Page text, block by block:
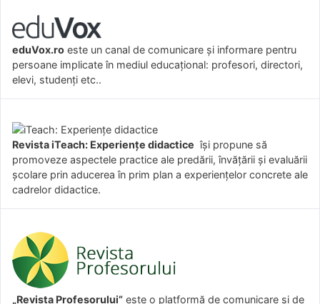
eduVox.ro este un canal de comunicare și informare pentru
persoane implicate în mediul educațional: profesori, directori,
elevi, studenți etc..
Revista iTeach: Experienţe didactice îşi propune să
promoveze aspectele practice ale predării, învăţării şi evaluării
şcolare prin aducerea în prim plan a experienţelor concrete ale
cadrelor didactice.
„Revista Profesorului” este o platformă de comunicare și de